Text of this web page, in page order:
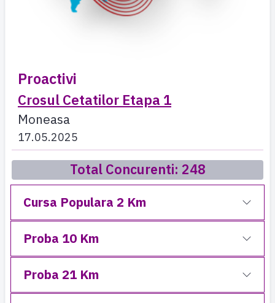
Proactivi
Crosul Cetatilor Etapa 1
Moneasa
17.05.2025
Total Concurenti: 248
Cursa Populara 2 Km
Proba 10 Km
Proba 21 Km